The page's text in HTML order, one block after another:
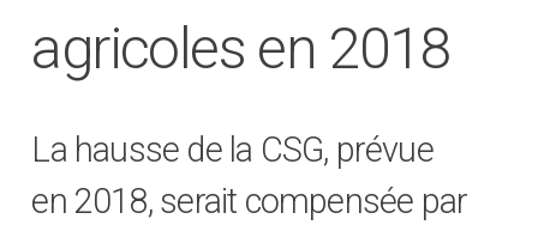
agricoles en 2018
La hausse de la CSG, prévue
en 2018, serait compensée par